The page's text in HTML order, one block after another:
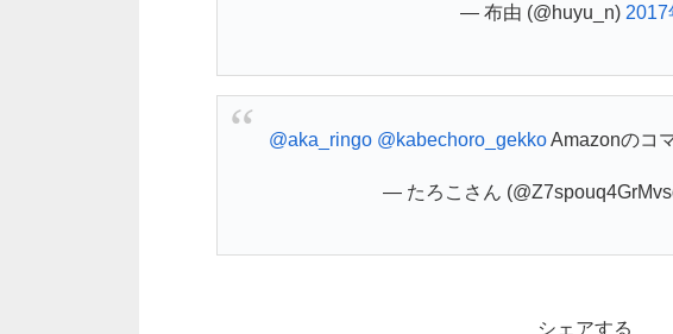
— 布由 (@huyu_n) 2017
@aka_ringo @kabechoro_gekkoAmazonのコ
— たろこさん
シェアする